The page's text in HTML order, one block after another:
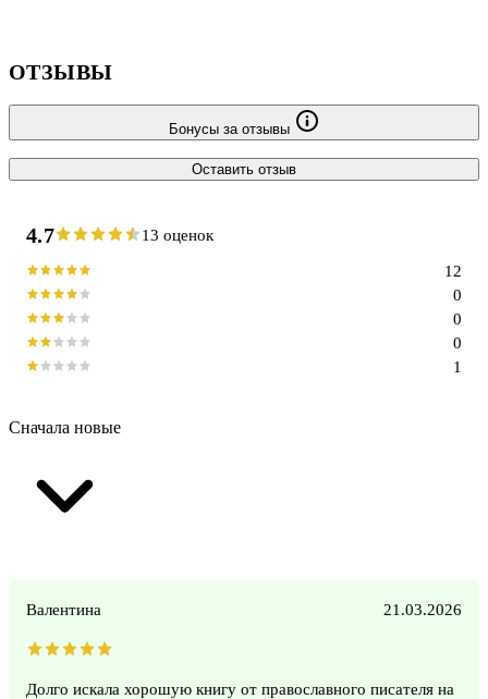
ОТЗЫВЫ
Бонусы за отзывы
Оставить отзыв
4.7 13 оценок
1
0
0
0
12
Сначала новые
Валентина 21.03.2026
Долго искала хорошую книгу от православного писателя на